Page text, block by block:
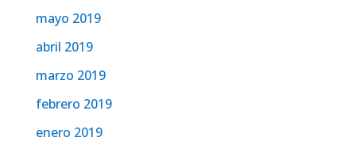
mayo 2019
abril 2019
marzo 2019
febrero 2019
enero 2019